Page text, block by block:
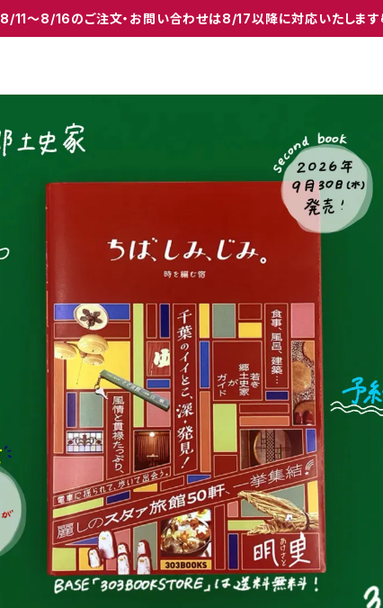
8/11〜8/16のご注文・お問い合わせは8/17以降に対応いたしま